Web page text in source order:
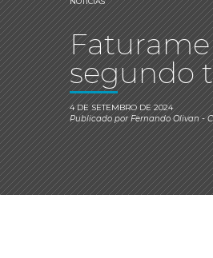
segundo
4 DE SETEMBRO DE 2024
Publicado porFernando Olivan-